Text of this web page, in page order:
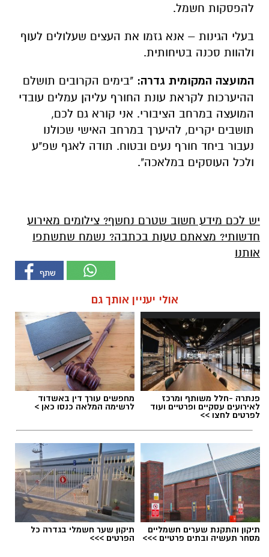
להפסקות חשמל.
בעלי הגינות – אנא גזמו את העצים שעלולים לעוף
ולהוות סכנה בטיחותית.
המועצה המקומית גדרה: "בימים הקרובים תושלם
ההיערכות לקראת עונת החורף עליהן עמלים עובדי
המועצה במרחב הציבורי. אני קורא גם לכם,
תושבים יקרים, להיערך במרחב האישי שכולנו
נעבור ביחד חורף נעים ובטוח. תודה לאגף שפ"ע
ולכל העוסקים במלאכה".
יש לכם מידע חשוב שטרם נחשף? צילומים מאירוע
חדשותי? מצאתם טעות בכתבה? נשמח שתשתפו
אותנו
אולי יעניין אותך גם
פנתרה -חלל משותף ומרכז
לאירועים עסקיים ופרטיים ועוד
לפרטים לחצו >>
מחפשים עורך דין באשדוד
לרשימה המלאה כנסו כאן >
תיקון והתקנת שערים חשמליים
מסחר תעשיה ובתים פרטיים >>>
תיקון שער חשמלי בגדרה כל
הפרטים >>>